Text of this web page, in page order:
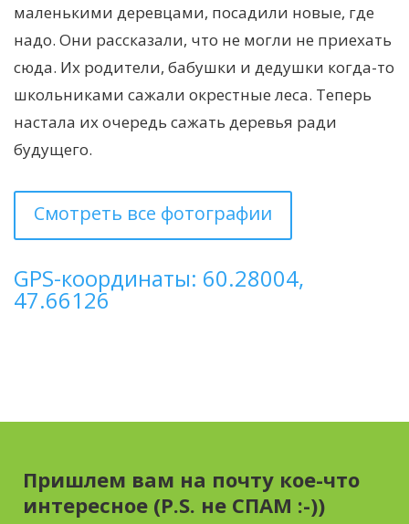
маленькими деревцами, посадили новые, где
надо. Они рассказали, что не могли не приехать
сюда. Их родители, бабушки и дедушки когда-то
школьниками сажали окрестные леса. Теперь
настала их очередь сажать деревья ради
будущего.
Смотреть все фотографии
GPS-координаты: 60.28004,
47.66126
Пришлем вам на почту кое-что
интересное (P.S. не СПАМ :-))